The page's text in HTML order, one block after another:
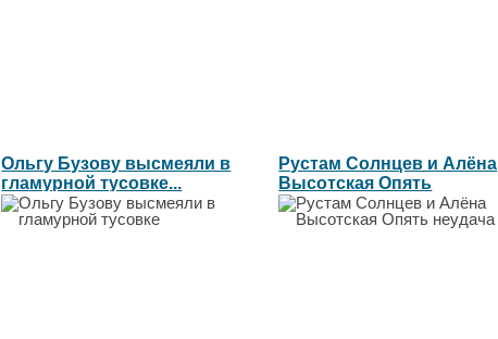
Ольгу Бузову высмеяли в
гламурной тусовке...
Рустам Солнцев и Алёна
Высотская Опять
неудача...